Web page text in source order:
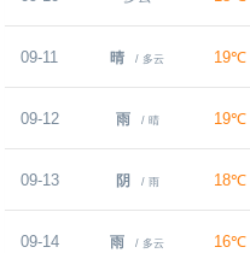
09-11 晴 / 多云 19℃
09-12 雨 / 晴 19℃
09-13 阴 / 雨 18℃
09-14 雨 / 多云 16℃